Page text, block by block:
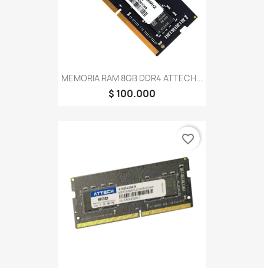
MEMORIA RAM 8GB DDR4 ATTECH...
$ 100.000
favorite_border